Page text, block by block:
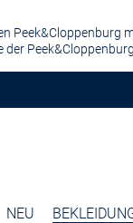
Peek&Cloppenburg
NEU